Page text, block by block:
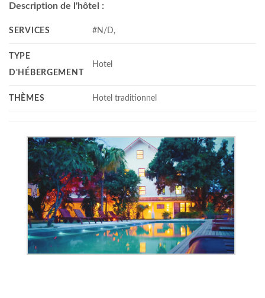
Description de l'hôtel :
SERVICES #N/D,
TYPE
D'HÉBERGEMENT
Hotel
THÈMES Hotel traditionnel